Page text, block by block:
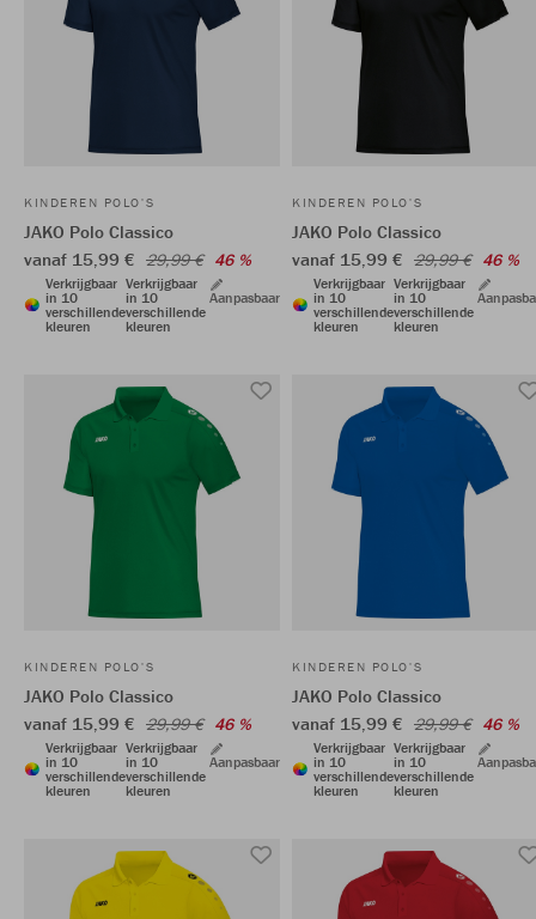
KINDEREN POLO'S
JAKO Polo Classico
vanaf 15,99 € 29,99 € 46 %
Verkrijgbaar
in 10
verschillende
kleuren
Verkrijgbaar
in 10
verschillende
kleuren
Aanpasbaar
KINDEREN POLO'S
JAKO Polo Classico
vanaf 15,99 € 29,99 € 46 %
Verkrijgbaar
in 10
verschillende
kleuren
Verkrijgbaar
in 10
verschillende
kleuren
KINDEREN POLO'S
JAKO Polo Classico
vanaf 15,99 € 29,99 € 46 %
Verkrijgbaar
in 10
verschillende
kleuren
Verkrijgbaar
in 10
verschillende
kleuren
Aanpasbaar
KINDEREN POLO'S
JAKO Polo Classico
vanaf 15,99 € 29,99 € 46 %
Verkrijgbaar
in 10
verschillende
kleuren
Verkrijgbaar
in 10
verschillende
kleuren